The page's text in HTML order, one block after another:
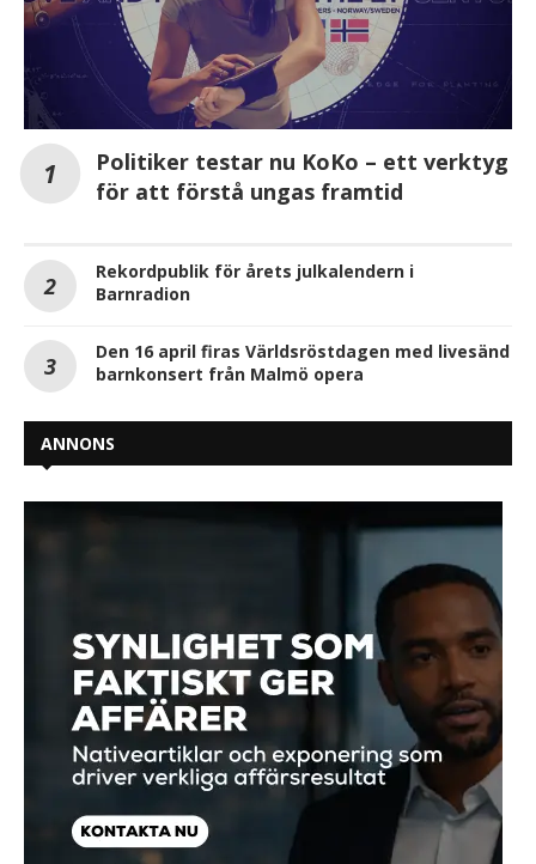
Politiker testar nu KoKo – ett verktyg
för att förstå ungas framtid
Rekordpublik för årets julkalendern i
Barnradion
Den 16 april firas Världsröstdagen med livesänd
barnkonsert från Malmö opera
ANNONS